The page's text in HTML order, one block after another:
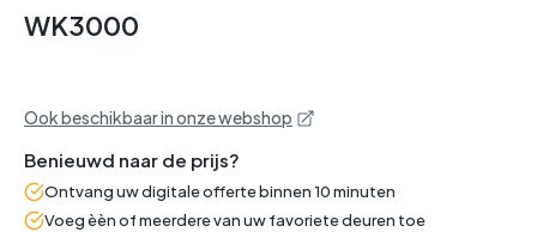
WK3000
Ook beschikbaar in onze webshop
Benieuwd naar de prijs?
Ontvang uw digitale offerte binnen 10 minuten
Voeg èèn of meerdere van uw favoriete deuren toe